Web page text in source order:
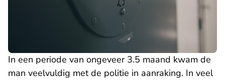
In een periode van ongeveer 3.5 maand kwam de
man veelvuldig met de politie in aanraking. In veel